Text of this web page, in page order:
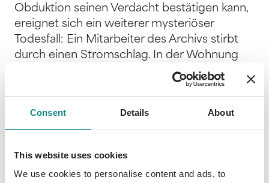
Consent Details About
This website uses cookies
We use cookies to personalise content and ads, to
Obduktion seinen Verdacht bestätigen kann,
ereignet sich ein weiterer mysteriöser
Todesfall: Ein Mitarbeiter des Archivs stirbt
durch einen Stromschlag. In der Wohnung
des Opfers stoßen Oliver und sein Partner
Klaus Gruber auf ein rätselhaftes Buch, mit
klar: Jeder, der es aufschlägt, muss sterben.
Doch als Oliver das Buch öffnet, findet er nur
leere Seiten vor. Warum riskieren Menschen
Spur eines perfiden Serienmörders, der